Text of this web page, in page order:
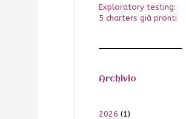
Exploratory testing:
5 charters già pronti
Archivio
2026 (1)